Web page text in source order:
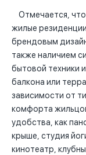
Отмечается, что
жилые
брендовым
также наличием
бытовой техники
балкона или
зависимости от
комфорта
удобства, как
крыше, студия
кинотеатр,